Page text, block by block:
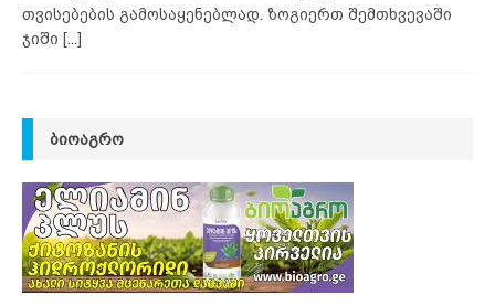
თვისებების გამოსაყენებლად. ზოგიერთ შემთხვევაში
ჯიში [...]
ᲑᲘᲝᲐᲒᲠᲝ